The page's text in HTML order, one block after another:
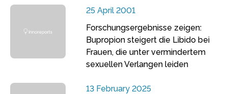
25 April 2001
Forschungsergebnisse zeigen:
Bupropion steigert die Libido bei
Frauen, die unter vermindertem
sexuellen Verlangen leiden
13 February 2025